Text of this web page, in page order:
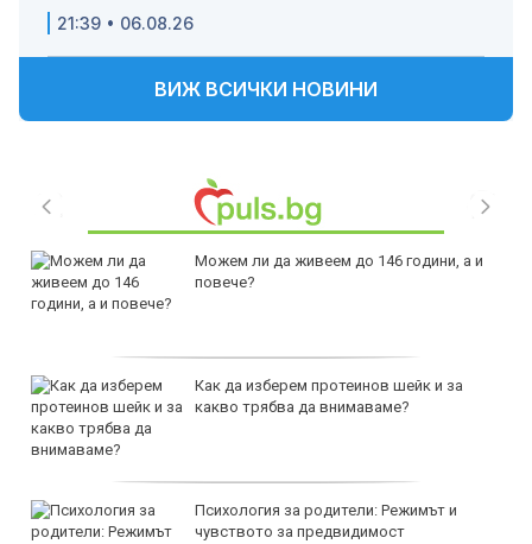
21:39 • 06.08.26
ВИЖ ВСИЧКИ НОВИНИ
Можем ли да живеем до 146 години, а и
повече?
Как да изберем протеинов шейк и за
какво трябва да внимаваме?
Психология за родители: Режимът и
чувството за предвидимост